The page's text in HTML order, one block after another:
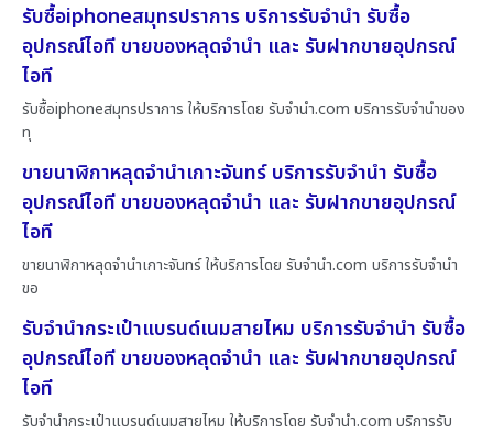
รับซื้อiphoneสมุทรปราการ บริการรับจำนำ รับซื้อ
อุปกรณ์ไอที ขายของหลุดจำนำ และ รับฝากขายอุปกรณ์
ไอที
รับซื้อiphoneสมุทรปราการ ให้บริการโดย รับจํานํา.com บริการรับจำนำของ
ทุ
ขายนาฬิกาหลุดจำนำเกาะจันทร์ บริการรับจำนำ รับซื้อ
อุปกรณ์ไอที ขายของหลุดจำนำ และ รับฝากขายอุปกรณ์
ไอที
ขายนาฬิกาหลุดจำนำเกาะจันทร์ ให้บริการโดย รับจํานํา.com บริการรับจำนำ
ขอ
รับจำนำกระเป๋าแบรนด์เนมสายไหม บริการรับจำนำ รับซื้อ
อุปกรณ์ไอที ขายของหลุดจำนำ และ รับฝากขายอุปกรณ์
ไอที
รับจำนำกระเป๋าแบรนด์เนมสายไหม ให้บริการโดย รับจํานํา.com บริการรับ